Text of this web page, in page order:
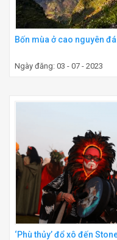
Bốn mùa ở cao nguyên
Ngày đăng: 03 - 07 - 2023
‘Phù thủy’ đổ xô đến